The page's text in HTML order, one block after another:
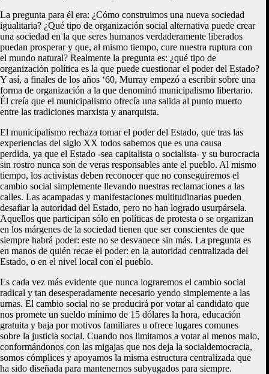
La pregunta para él era: ¿Cómo construimos una nueva sociedad
igualitaria? ¿Qué tipo de organización social alternativa puede crear
una sociedad en la que seres humanos verdaderamente liberados
puedan prosperar y que, al mismo tiempo, cure nuestra ruptura con
el mundo natural? Realmente la pregunta es: ¿qué tipo de
organización política es la que puede cuestionar el poder del Estado?
Y así, a finales de los años ‘60, Murray empezó a escribir sobre una
forma de organización a la que denominó municipalismo libertario.
Él creía que el municipalismo ofrecía una salida al punto muerto
entre las tradiciones marxista y anarquista.
El municipalismo rechaza tomar el poder del Estado, que tras las
experiencias del siglo XX todos sabemos que es una causa
perdida, ya que el Estado -sea capitalista o socialista- y su burocracia
sin rostro nunca son de veras responsables ante el pueblo. Al mismo
tiempo, los activistas deben reconocer que no conseguiremos el
cambio social simplemente llevando nuestras reclamaciones a las
calles. Las acampadas y manifestaciones multitudinarias pueden
desafiar la autoridad del Estado, pero no han logrado usurpársela.
Aquellos que participan sólo en políticas de protesta o se organizan
en los márgenes de la sociedad tienen que ser conscientes de que
siempre habrá poder: este no se desvanece sin más. La pregunta es
en manos de quién recae el poder: en la autoridad centralizada del
Estado, o en el nivel local con el pueblo.
Es cada vez más evidente que nunca lograremos el cambio social
radical y tan desesperadamente necesario yendo simplemente a las
urnas. El cambio social no se producirá por votar al candidato que
nos promete un sueldo mínimo de 15 dólares la hora, educación
gratuita y baja por motivos familiares u ofrece lugares comunes
sobre la justicia social. Cuando nos limitamos a votar al menos malo,
conformándonos con las migajas que nos deja la socialdemocracia,
somos cómplices y apoyamos la misma estructura centralizada que
ha sido diseñada para mantenernos subyugados para siempre.